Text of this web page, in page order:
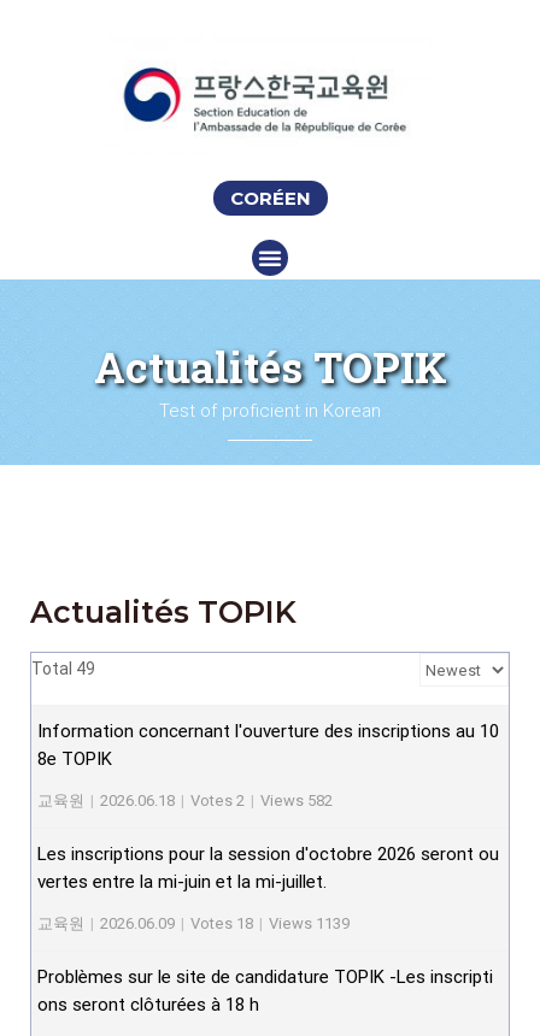
CORÉEN
Actualités TOPIK
Test of proficient in Korean
Actualités TOPIK
Total 49
Information concernant l'ouverture des inscriptions au 10
8e TOPIK
교육원 | 2026.06.18 | Votes 2 | Views 582
Les inscriptions pour la session d'octobre 2026 seront ou
vertes entre la mi-juin et la mi-juillet.
교육원 | 2026.06.09 | Votes 18 | Views 1139
Problèmes sur le site de candidature TOPIK -Les inscripti
ons seront clôturées à 18 h